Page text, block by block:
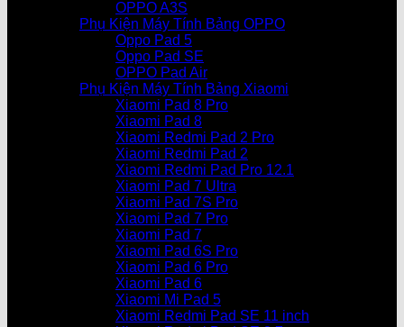
OPPO A3S
Phụ Kiện Máy Tính Bảng OPPO
Oppo Pad 5
Oppo Pad SE
OPPO Pad Air
Phụ Kiện Máy Tính Bảng Xiaomi
Xiaomi Pad 8 Pro
Xiaomi Pad 8
Xiaomi Redmi Pad 2 Pro
Xiaomi Redmi Pad 2
Xiaomi Redmi Pad Pro 12.1
Xiaomi Pad 7 Ultra
Xiaomi Pad 7S Pro
Xiaomi Pad 7 Pro
Xiaomi Pad 7
Xiaomi Pad 6S Pro
Xiaomi Pad 6 Pro
Xiaomi Pad 6
Xiaomi Mi Pad 5
Xiaomi Redmi Pad SE 11 inch